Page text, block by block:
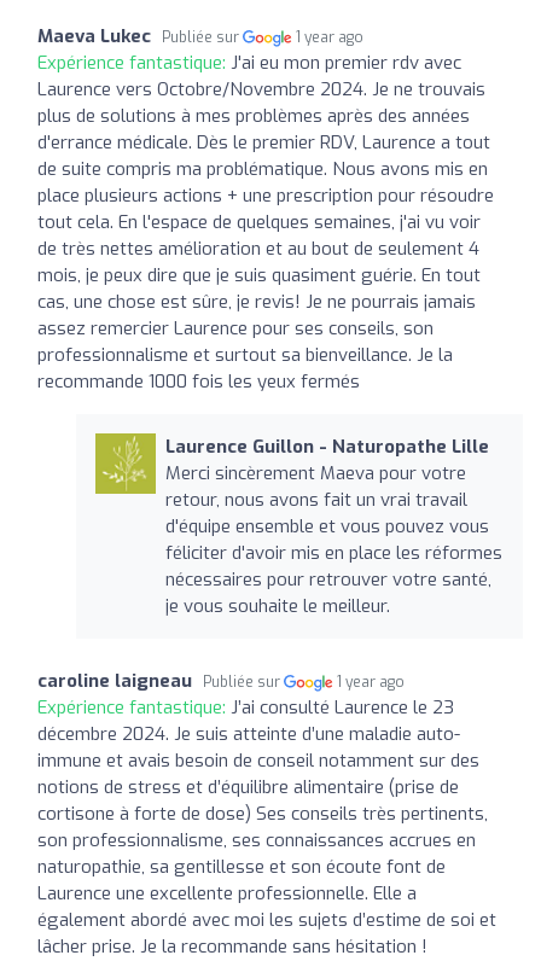
Maeva Lukec Publiée sur 1 year ago
Expérience fantastique: J'ai eu mon premier rdv avec
Laurence vers Octobre/Novembre 2024. Je ne trouvais
plus de solutions à mes problèmes après des années
d'errance médicale. Dès le premier RDV, Laurence a tout
de suite compris ma problématique. Nous avons mis en
place plusieurs actions + une prescription pour résoudre
tout cela. En l'espace de quelques semaines, j'ai vu voir
de très nettes amélioration et au bout de seulement 4
mois, je peux dire que je suis quasiment guérie. En tout
cas, une chose est sûre, je revis! Je ne pourrais jamais
assez remercier Laurence pour ses conseils, son
professionnalisme et surtout sa bienveillance. Je la
recommande 1000 fois les yeux fermés
Laurence Guillon - Naturopathe Lille
Merci sincèrement Maeva pour votre
retour, nous avons fait un vrai travail
d'équipe ensemble et vous pouvez vous
féliciter d'avoir mis en place les réformes
nécessaires pour retrouver votre santé,
je vous souhaite le meilleur.
caroline laigneau Publiée sur 1 year ago
Expérience fantastique: J’ai consulté Laurence le 23
décembre 2024. Je suis atteinte d’une maladie auto-
immune et avais besoin de conseil notamment sur des
notions de stress et d’équilibre alimentaire (prise de
cortisone à forte de dose) Ses conseils très pertinents,
son professionnalisme, ses connaissances accrues en
naturopathie, sa gentillesse et son écoute font de
Laurence une excellente professionnelle. Elle a
également abordé avec moi les sujets d’estime de soi et
lâcher prise. Je la recommande sans hésitation !